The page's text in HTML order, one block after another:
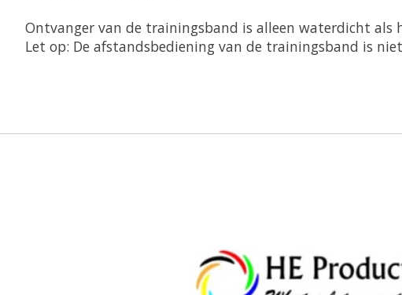
Ontvanger van de trainingsband is alleen waterdicht
Let op: De afstandsbediening van de trainingsband is